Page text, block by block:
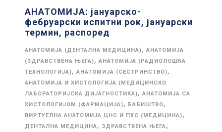
АНАТОМИЈА: јануарско-
фебруарски испитни рок, јануарски
термин, распоред
АНАТОМИЈА (ДЕНТАЛНА МЕДИЦИНА), АНАТОМИЈА
(ЗДРАВСТВЕНА ЊЕГА), АНАТОМИЈА (РАДИОЛОШКА
ТЕХНОЛОГИЈА), АНАТОМИЈА (СЕСТРИНСТВО),
АНАТОМИЈА И ХИСТОЛОГИЈА (МЕДИЦИНСКО
ЛАБОРАТОРИЈСКА ДИЈАГНОСТИКА), АНАТОМИЈА СА
ХИСТОЛОГИЈОМ (ФАРМАЦИЈА), БАБИШТВО,
ВИРТУЕЛНА АНАТОМИЈА ЦНС И ПХС (МЕДИЦИНА),
ДЕНТАЛНА МЕДИЦИНА, ЗДРАВСТВЕНА ЊЕГА,